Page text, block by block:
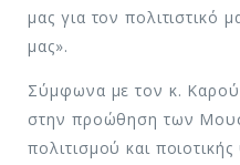
μας για τον πολιτιστικό
μας».
Σύμφωνα με τον κ.
στην προώθηση των
πολιτισμού και